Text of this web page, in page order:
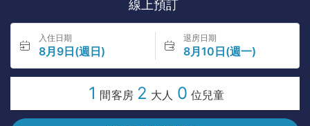
線上預訂
入住日期
8月9日(週日)
退房日期
8月10日(週一)
1 間客房 2 大人 0 位兒童